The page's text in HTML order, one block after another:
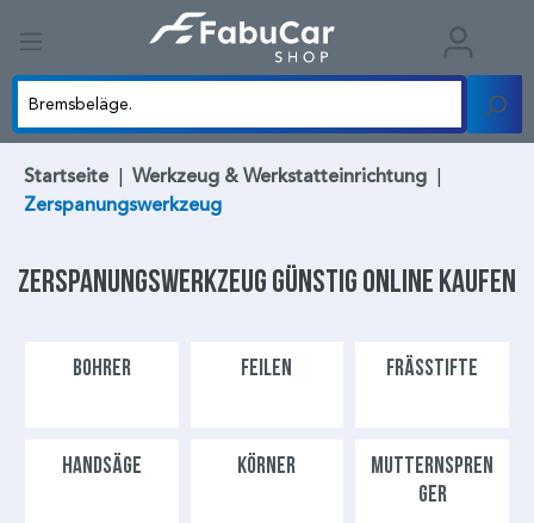
Startseite | Werkzeug & Werkstatteinrichtung |
Zerspanungswerkzeug
Zerspanungswerkzeug günstig online kaufen
BOHRER FEILEN FRÄSSTIFTE
HANDSÄGE KÖRNER
MUTTERNSPREN
GER